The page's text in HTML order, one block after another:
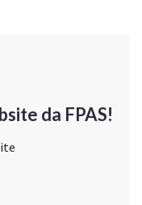
da FPAS!